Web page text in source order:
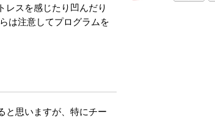
レスを感じたり凹んだり
は注意してプログラムを
と思いますが、特にチー